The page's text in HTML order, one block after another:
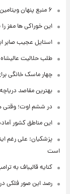
۶ منبع پنهان ویتامین C
این خوراکی ها مغز
استایل عجیب صابر
طلب حلالیت
چهار ماسک خانگی
بهترین مقاصد
در ششم اوت؛ وقتی
این مناطق کشور
پزشکیان: علی رغم
است
کنایه قالیباف به
رصد این صور فلکی